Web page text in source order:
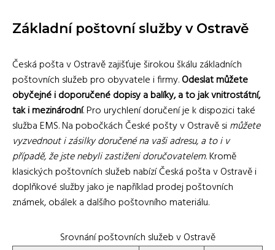
Základní poštovní služby v Ostravě
Česká pošta v Ostravě zajišťuje širokou škálu základních
poštovních služeb pro obyvatele i firmy.Odeslat můžete
obyčejné i doporučené dopisy a balíky, a to jak vnitrostátní,
tak i mezinárodní. Pro urychlení doručení je k dispozici také
služba EMS. Na pobočkách České pošty v Ostravě simůžete
vyzvednout i zásilky doručené na vaši adresu, a to i v
případě, že jste nebyli zastiženi doručovatelem. Kromě
klasických poštovních služeb nabízí Česká pošta v Ostravě i
doplňkové služby jako je například prodej poštovních
známek, obálek a dalšího poštovního materiálu.
Srovnání poštovních služeb v Ostravě